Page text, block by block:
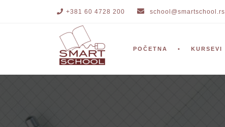
+381 60 4728 200 school@smartschool.rs
POČETNA KURSEVI